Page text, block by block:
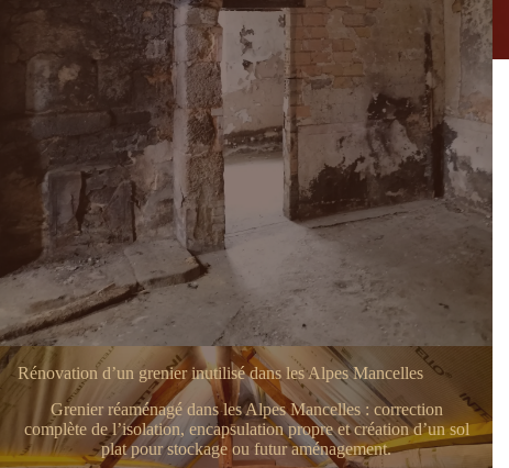
Rénovation d’un grenier inutilisé dans les Alpes Mancelles
Grenier réaménagé dans les Alpes Mancelles : correction
complète de l’isolation, encapsulation propre et création d’un sol
plat pour stockage ou futur aménagement.